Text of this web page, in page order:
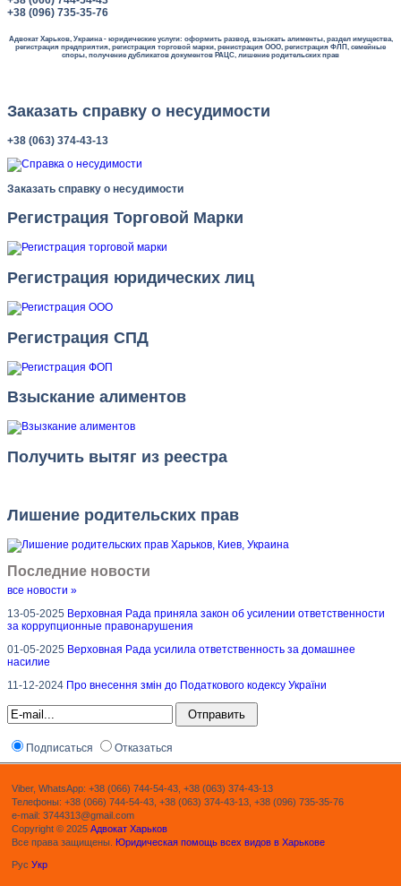
+38 (096) 735-35-76
Адвокат Харьков, Украина - юридические услуги: оформить развод, взыскать алименты, раздел имущества,
регистрация предприятия, регистрация торговой марки, ренистрация ООО, регистрация ФЛП, семейные
споры, получение дубликатов документов РАЦС, лишение родительских прав
Заказать справку о несудимости
+38 (063) 374-43-13
Заказать справку о несудимости
Регистрация Торговой Марки
Регистрация юридических лиц
Регистрация СПД
Взыскание алиментов
Получить вытяг из реестра
Лишение родительских прав
Последние новости
все новости »
13-05-2025 Верховная Рада приняла закон об усилении ответственности
за коррупционные правонарушения
01-05-2025 Верховная Рада усилила ответственность за домашнее
насилие
11-12-2024 Про внесення змін до Податкового кодексу України
Подписаться Отказаться
Viber, WhatsApp: +38 (066) 744-54-43, +38 (063) 374-43-13
Телефоны: +38 (066) 744-54-43, +38 (063) 374-43-13, +38 (096) 735-35-76
e-mail: 3744313@gmail.com
Copyright © 2025 Адвокат Харьков
Все права защищены. Юридическая помощь всех видов в Харькове
Рус Укр